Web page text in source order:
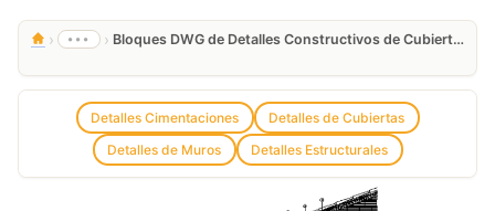
› ••• › Bloques DWG de Detalles Constructivos de Cubiertas, Fachadas y Garajes con Balcones y Terrazas
Detalles Cimentaciones
Detalles de Cubiertas
Detalles de Muros
Detalles Estructurales